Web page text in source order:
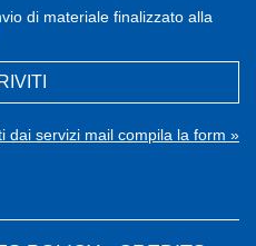
di materiale finalizzato alla
dai servizi mail compila la form »